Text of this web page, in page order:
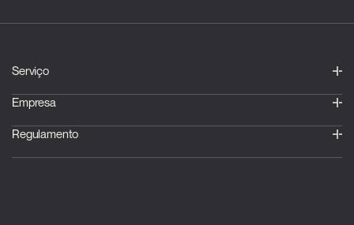
Serviço
Empresa
Regulamento